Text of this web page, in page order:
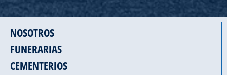
NOSOTROS
FUNERARIAS
CEMENTERIOS